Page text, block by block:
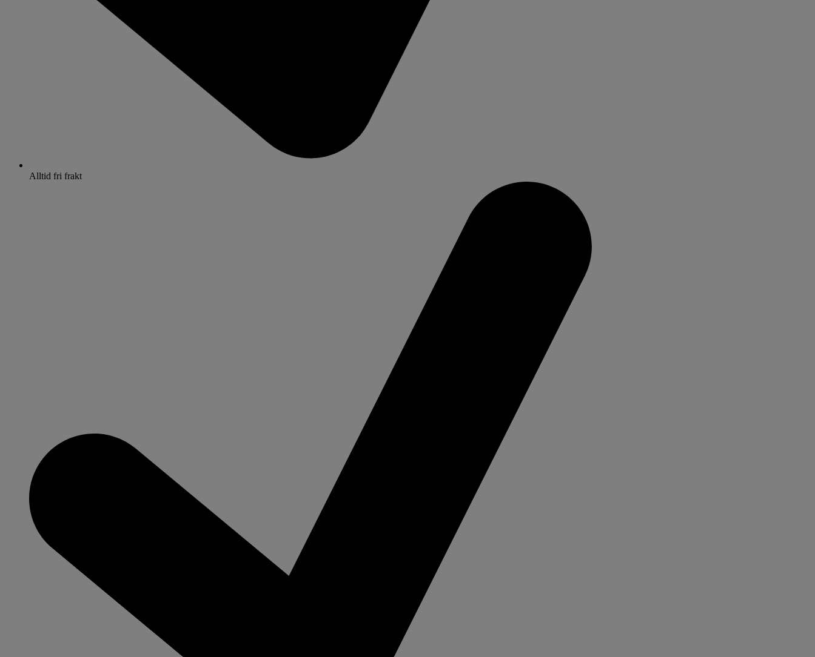
Alltid fri frakt